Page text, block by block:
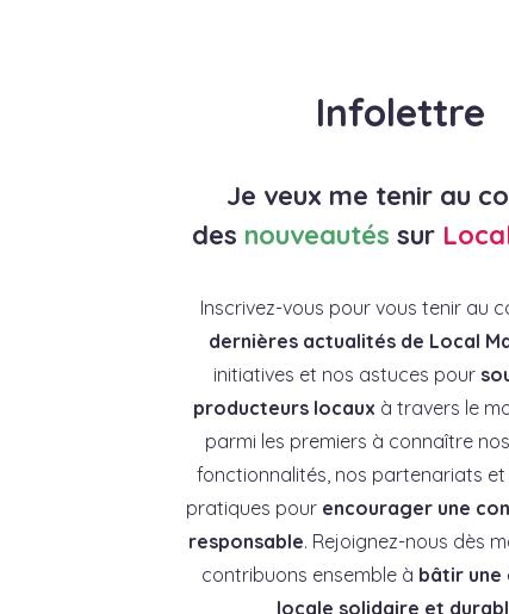
Infolettre
Je veux me tenir au
des nouveautés sur
Inscrivez-vous pour vous tenir au
dernières actualités de Local
initiatives et nos astuces pour
producteurs locaux à travers le
parmi les premiers à connaître
fonctionnalités, nos partenariats et
pratiques pour encourager une
responsable. Rejoignez-nous dès
contribuons ensemble à bâtir une
locale solidaire et